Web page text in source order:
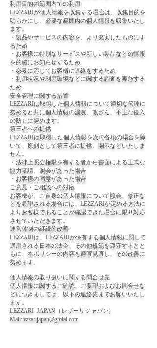
利用目的の範囲内での利用
LEZZARIが個人情報を収集する場合は、収集目的を
明らかにし、必要な範囲内の個人情報を収集いたし
ます。
・製品やサービスの内容を、より充実したものにす
るため
・お客様に特別なサービスや新しい製品などの情報
を的確にお知らせするため
・必要に応じてお客様に連絡をするため
・利用状況や利用環境などに関する調査を実施する
ため
安全管理に関する措置
LEZZARIは取得した個人情報について適切な管理に
努めると共に個人情報の漏洩、改ざん、不正な侵入
の防止に努めます。
第三者への提供
LEZZARIは取得した個人情報を次の各項の場合を除
いて、原則として第三者に提供、開示などいたしま
せん。
・法律上照会権限を有する者から書面による正式な
協力要請、照会があった場合
・お客様の同意があった場合
ご意見・ご相談への対応
お客様が、ご自身の個人情報について照会、修正な
どを希望される場合には、LEZZARIが定める方法に
よりお客様であることが確認できた場合に限り対応
させていただきます。
運営体制の継続的改善
LEZZARIは、LEZZARIが保有する個人情報に関して
適用される日本の法令、その他規範を遵守するとと
もに、本ポリシーの内容を適宜見直し、その改善に
努めます。
個人情報の取り扱いに関する問合せ先
個人情報に関するご確認、ご要望およびお問合せな
どにつきましては、以下の連絡先までお願いいたし
ます。
LEZZARI JAPAN（レザーリジャパン）
Mail:lezzarijapan@gmial.com